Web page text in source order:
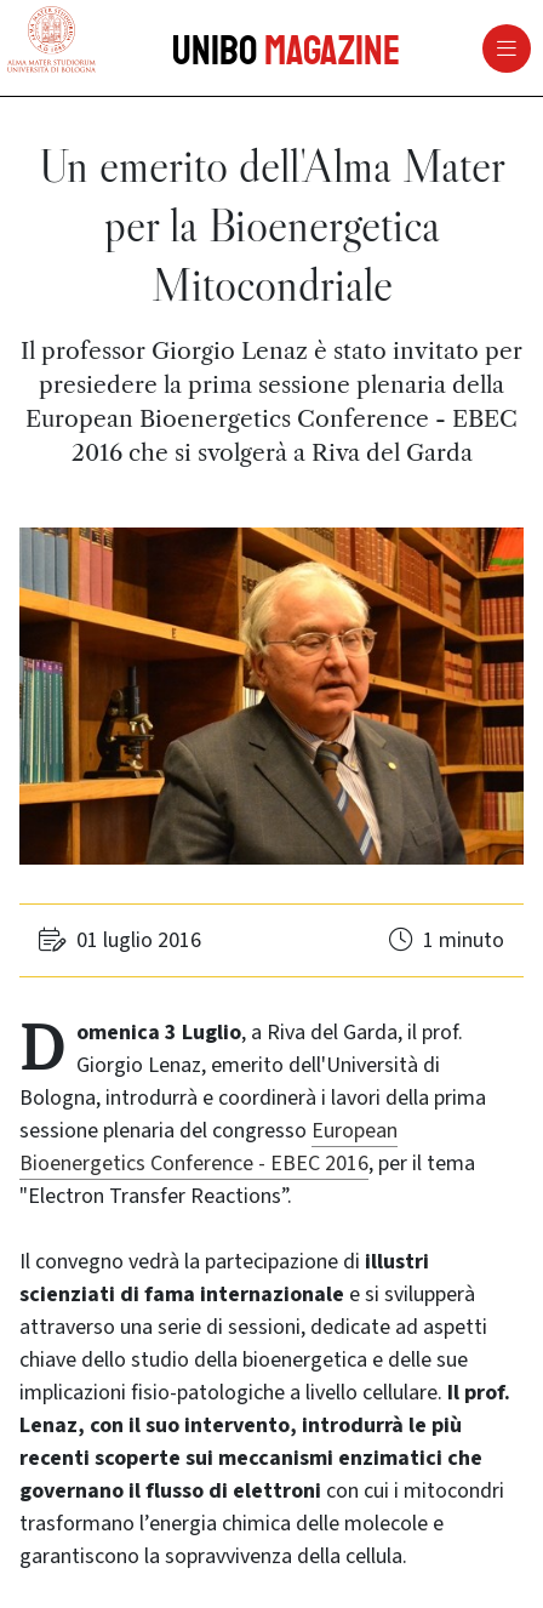
vai al contenuto della pagina
UniboMagazine
Un emerito dell'Alma Mater
per la Bioenergetica
Mitocondriale
Il professor Giorgio Lenaz è stato invitato per
presiedere la prima sessione plenaria della
European Bioenergetics Conference - EBEC
2016 che si svolgerà a Riva del Garda
01 luglio 2016 1 minuto
Domenica 3 Luglio, a Riva del Garda, il prof.
Giorgio Lenaz, emerito dell'Università di
Bologna, introdurrà e coordinerà i lavori della prima
sessione plenaria del congresso European
Bioenergetics Conference - EBEC 2016, per il tema
"Electron Transfer Reactions”.
Il convegno vedrà la partecipazione di illustri
scienziati di fama internazionale e si svilupperà
attraverso una serie di sessioni, dedicate ad aspetti
chiave dello studio della bioenergetica e delle sue
implicazioni fisio-patologiche a livello cellulare. Il prof.
Lenaz, con il suo intervento, introdurrà le più
recenti scoperte sui meccanismi enzimatici che
governano il flusso di elettroni con cui i mitocondri
trasformano l’energia chimica delle molecole e
garantiscono la sopravvivenza della cellula.